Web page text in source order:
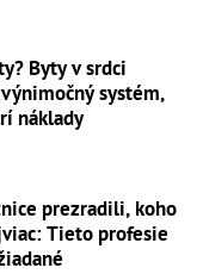
Byty v srdci
systém,
náklady
prezradili, koho
Tieto profesie